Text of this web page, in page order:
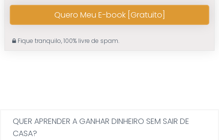
Quero Meu E-book [Gratuito]
Fique tranquilo, 100% livre de spam.
QUER APRENDER A GANHAR DINHEIRO SEM SAIR DE
CASA?